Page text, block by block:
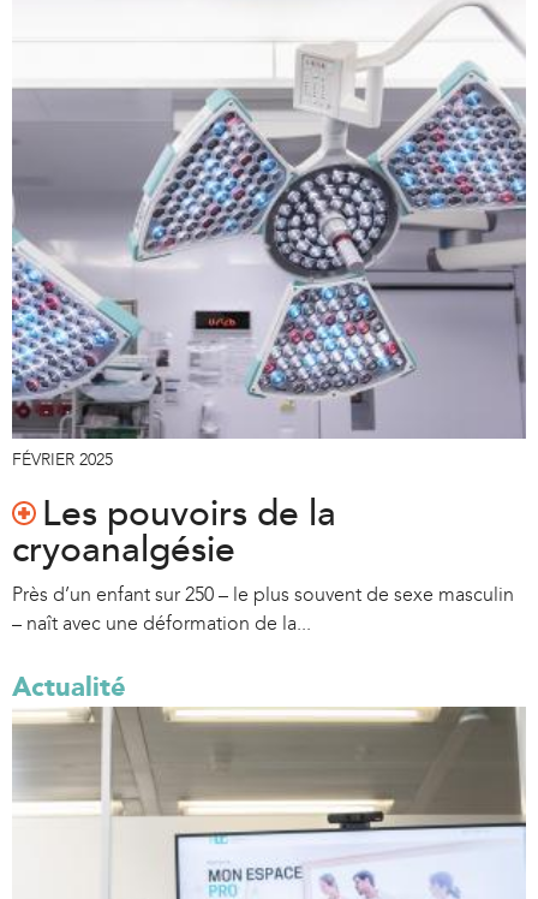
FÉVRIER 2025
Les pouvoirs de la
cryoanalgésie
Près d’un enfant sur 250 – le plus souvent de sexe masculin
– naît avec une déformation de la...
Actualité